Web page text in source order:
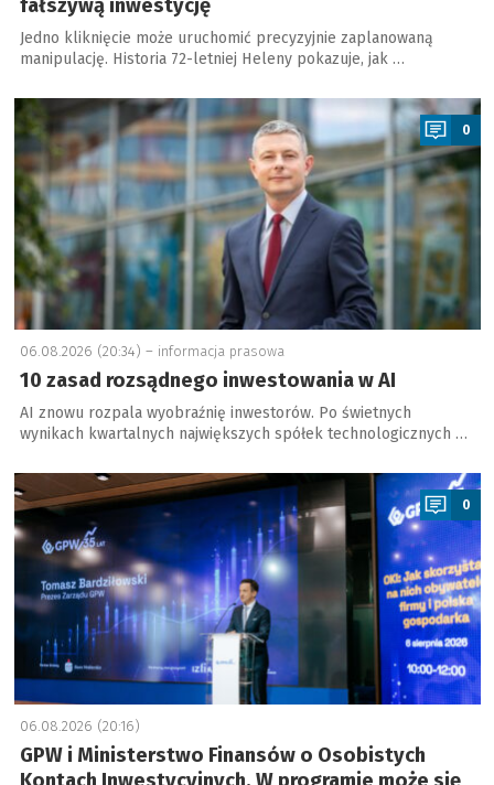
fałszywą inwestycję
Jedno kliknięcie może uruchomić precyzyjnie zaplanowaną
manipulację. Historia 72-letniej Heleny pokazuje, jak …
a
0
06.08.2026 (20:34) – informacja prasowa
10 zasad rozsądnego inwestowania w AI
AI znowu rozpala wyobraźnię inwestorów. Po świetnych
wynikach kwartalnych największych spółek technologicznych …
a
0
06.08.2026 (20:16)
GPW i Ministerstwo Finansów o Osobistych